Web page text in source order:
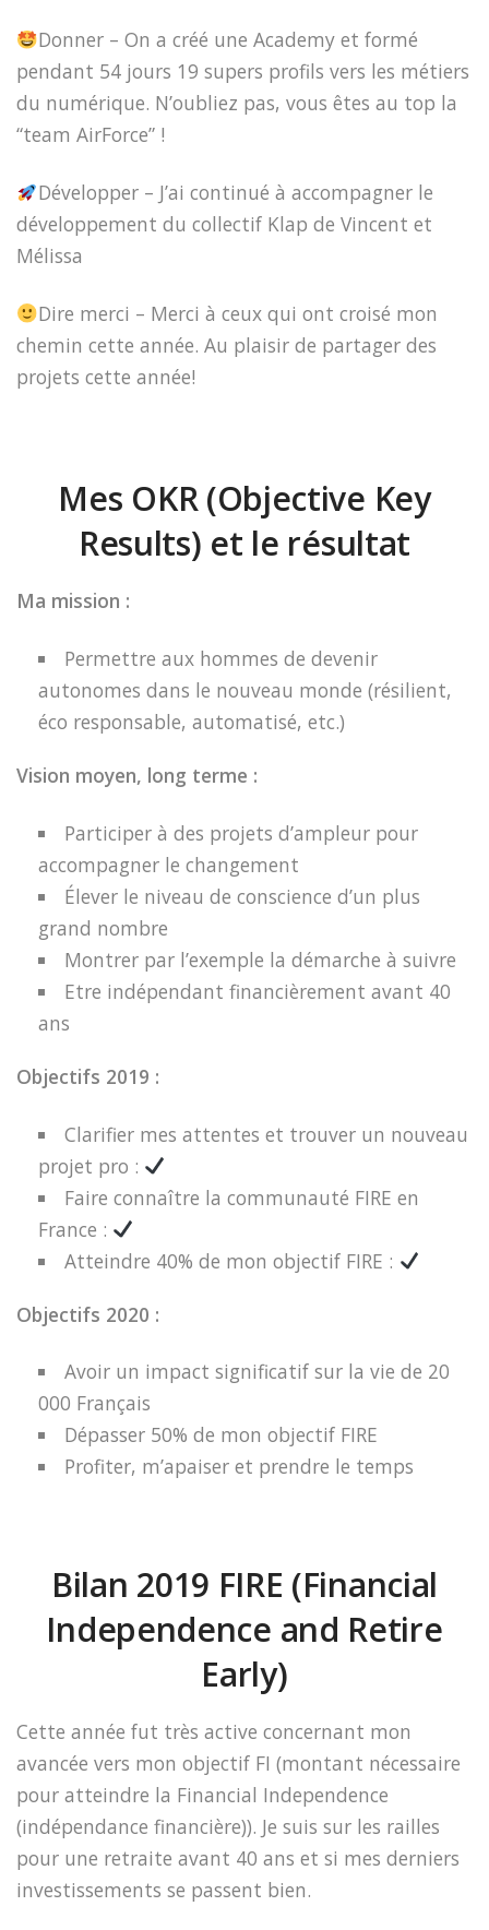
Donner – On a créé une Academy et formé
pendant 54 jours 19 supers profils vers les métiers
du numérique. N’oubliez pas, vous êtes au top la
“team AirForce” !
Développer – J’ai continué à accompagner le
développement du collectif Klap de Vincent et
Mélissa
Dire merci – Merci à ceux qui ont croisé mon
chemin cette année. Au plaisir de partager des
projets cette année!
Mes OKR (Objective Key
Results) et le résultat
Ma mission :
Permettre aux hommes de devenir
autonomes dans le nouveau monde (résilient,
éco responsable, automatisé, etc.)
Vision moyen, long terme :
Participer à des projets d’ampleur pour
accompagner le changement
Élever le niveau de conscience d’un plus
grand nombre
Montrer par l’exemple la démarche à suivre
Etre indépendant financièrement avant 40
ans
Objectifs 2019 :
Clarifier mes attentes et trouver un nouveau
projet pro :
Faire connaître la communauté FIRE en
France :
Atteindre 40% de mon objectif FIRE :
Objectifs 2020 :
Avoir un impact significatif sur la vie de 20
000 Français
Dépasser 50% de mon objectif FIRE
Profiter, m’apaiser et prendre le temps
Bilan 2019 FIRE (Financial
Independence and Retire
Early)
Cette année fut très active concernant mon
avancée vers mon objectif FI (montant nécessaire
pour atteindre la Financial Independence
(indépendance financière)). Je suis sur les railles
pour une retraite avant 40 ans et si mes derniers
investissements se passent bien.